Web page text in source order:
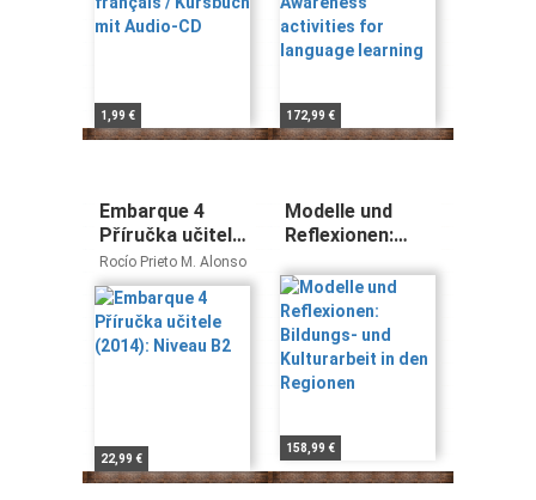
1,99 € 172,99 €
Embarque 4
Příručka učitele
(2014): Niveau
B2
Rocío Prieto M. Alonso
22,99 €
Modelle und
Reflexionen:
Kulturarbeit in
den Regionen
158,99 €